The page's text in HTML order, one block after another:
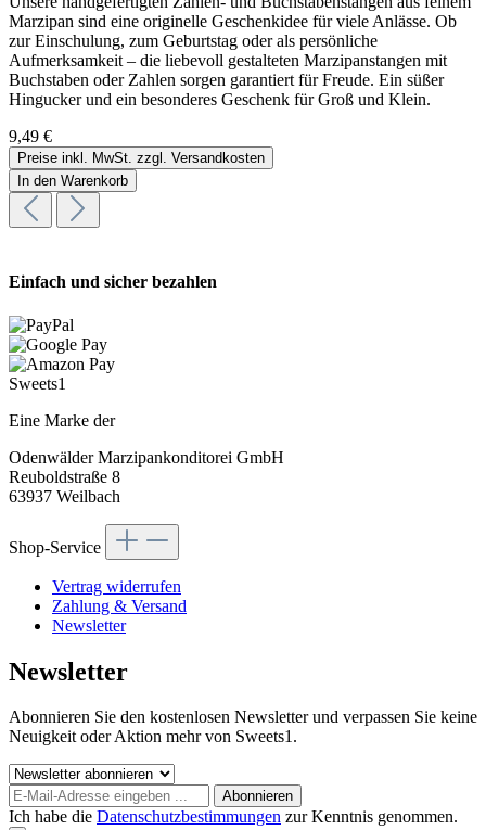
Marzipan sind eine originelle Geschenkidee für viele Anlässe. Ob
zur Einschulung, zum Geburtstag oder als persönliche
Aufmerksamkeit – die liebevoll gestalteten Marzipanstangen mit
Buchstaben oder Zahlen sorgen garantiert für Freude. Ein süßer
Hingucker und ein besonderes Geschenk für Groß und Klein.
9,49 €
Preise inkl. MwSt. zzgl. Versandkosten
In den Warenkorb
Einfach und sicher bezahlen
Sweets1
Eine Marke der
Odenwälder Marzipankonditorei GmbH
Reuboldstraße 8
63937 Weilbach
Shop-Service
Vertrag widerrufen
Zahlung & Versand
Newsletter
Newsletter
Abonnieren Sie den kostenlosen Newsletter und verpassen Sie keine
Neuigkeit oder Aktion mehr von Sweets1.
Abonnieren
Ich habe die Datenschutzbestimmungen zur Kenntnis genommen.